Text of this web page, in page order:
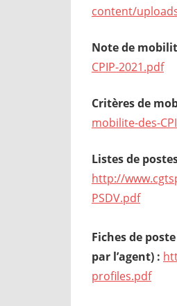
content/
Note de
CPIP-2021.pdf
Critères de
mobilite-des-
Listes de
http://
PSDV.pdf
Fiches de
par l’agent) :
profiles.pdf